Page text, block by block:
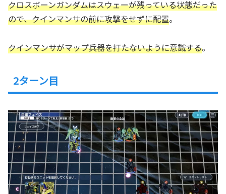
クロスボーンガンダムはスウェーが残っている状態だった
ので、クインマンサの前に攻撃をせずに配置。
クインマンサがマップ兵器を打たないように意識する。
2ターン目